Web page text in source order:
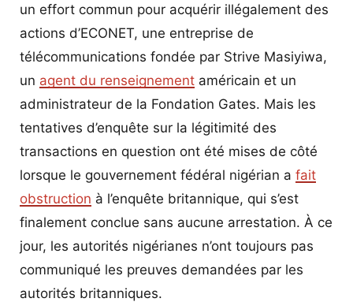
un effort commun pour acquérir illégalement des
actions d’ECONET, une entreprise de
télécommunications fondée par Strive Masiyiwa,
un agent du renseignement américain et un
administrateur de la Fondation Gates. Mais les
tentatives d’enquête sur la légitimité des
transactions en question ont été mises de côté
lorsque le gouvernement fédéral nigérian a fait
obstruction à l’enquête britannique, qui s’est
finalement conclue sans aucune arrestation. À ce
jour, les autorités nigérianes n’ont toujours pas
communiqué les preuves demandées par les
autorités britanniques.